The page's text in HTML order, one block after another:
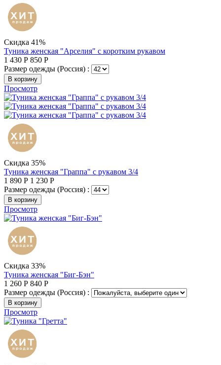
Скидка 41%
Туника женская "Арселия" с коротким рукавом
1 430 Р 850 Р
Размер одежды (Россия) :
В корзину
Просмотр
Скидка 35%
Туника женская "Граппа" с рукавом 3/4
1 890 Р 1 230 Р
Размер одежды (Россия) :
В корзину
Просмотр
Скидка 33%
Туника женская "Биг-Бэн"
1 260 Р 840 Р
Размер одежды (Россия) :
В корзину
Просмотр